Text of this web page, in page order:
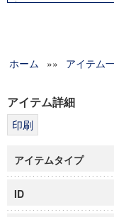
グローバルリ
科学研究費補
博士課程教育
ホーム »» アイテム
アイテム詳細
アイテムタイプ
ID